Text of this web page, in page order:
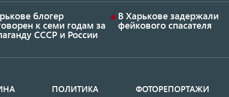
блогер
к семи годам за
СССР и России
В Харькове задержали
фейкового спасателя
ПОЛИТИКА ФОТОРЕПОРТАЖИ